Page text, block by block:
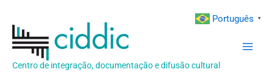
para
conteúdo
Centro de integração, documentação e difusão cultural
Português ▼